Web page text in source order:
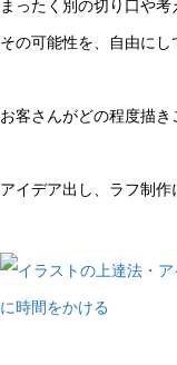
まったく別の切り口や
その可能性を、自由にし
お客さんがどの程度描
アイデア出し、ラフ制